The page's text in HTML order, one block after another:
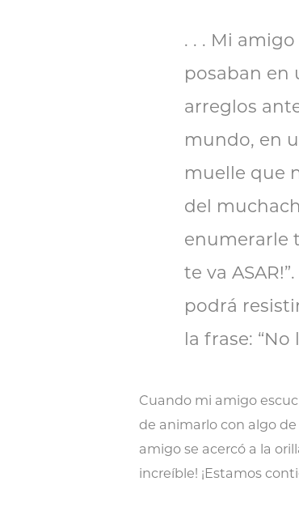
. . . Mi
posaban en
arreglos
mundo, en
muelle que
del
enumerarle
te va
podrá
la frase: “No
Cuando mi amigo
de animarlo con algo
amigo se acercó a la
increíble! ¡Estamos